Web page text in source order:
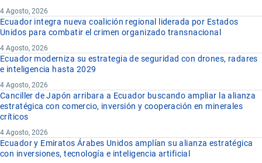
4 Agosto, 2026
Ecuador integra nueva coalición regional liderada por Estados
Unidos para combatir el crimen organizado transnacional
4 Agosto, 2026
Ecuador moderniza su estrategia de seguridad con drones, radares
e inteligencia hasta 2029
4 Agosto, 2026
Canciller de Japón arribara a Ecuador buscando ampliar la alianza
estratégica con comercio, inversión y cooperación en minerales
críticos
4 Agosto, 2026
Ecuador y Emiratos Árabes Unidos amplían su alianza estratégica
con inversiones, tecnología e inteligencia artificial